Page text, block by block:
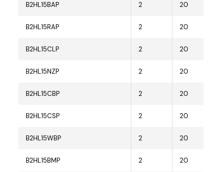
B2HL15BAP 2 20
B2HL15RAP 2 20
B2HL15CLP 2 20
B2HL15NZP 2 20
B2HL15CBP 2 20
B2HL15CSP 2 20
B2HL15WBP 2 20
B2HL15BMP 2 20